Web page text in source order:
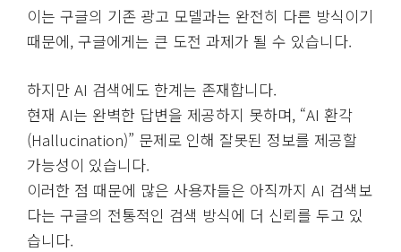
이는 구글의 기존 광고 모델과는 완전히 다른 방식이기
때문에, 구글에게는 큰 도전 과제가 될 수 있습니다.
하지만 AI 검색에도 한계는 존재합니다.
현재 AI는 완벽한 답변을 제공하지 못하며, “AI 환각
(Hallucination)” 문제로 인해 잘못된 정보를 제공할
가능성이 있습니다.
이러한 점 때문에 많은 사용자들은 아직까지 AI 검색보
다는 구글의 전통적인 검색 방식에 더 신뢰를 두고 있
습니다.